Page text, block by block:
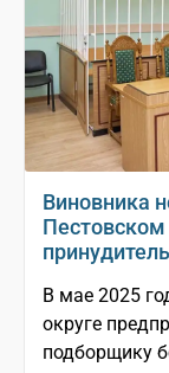
Виновника
Пестовском
В мае 2025
округе
подборщику